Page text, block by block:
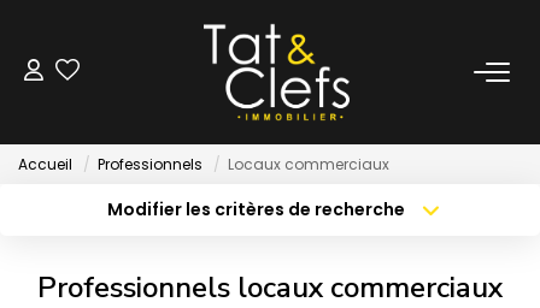
LOCATION
Nos Biens Loués
Accueil Professionnels Locaux commerciaux
Modifier les critères de recherche
Professionnels locaux commerciaux